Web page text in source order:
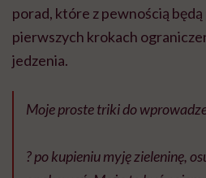
porad, które z pewnością
pierwszych krokach
jedzenia.
Moje proste triki do
? po kupieniu myję zieleninę,